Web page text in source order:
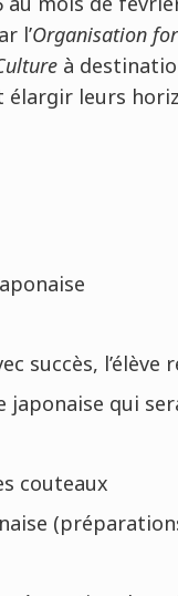
l’Organisation
à
leurs
succès, l’élève
qui
couteaux